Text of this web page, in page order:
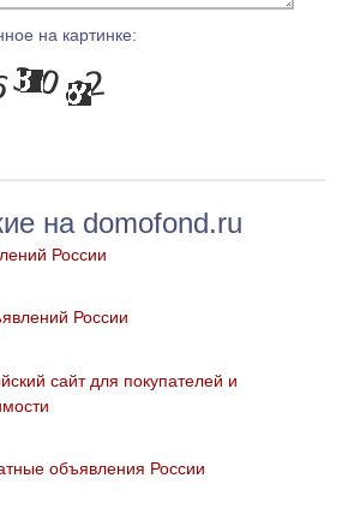
на картинке:
на domofond.ru
России
России
сайт для покупателей и
объявления России